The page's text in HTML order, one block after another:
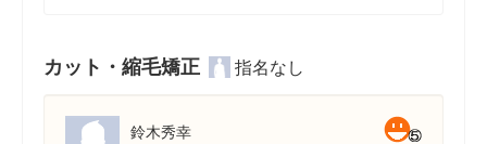
カット・縮毛矯正 指名なし
鈴木秀幸